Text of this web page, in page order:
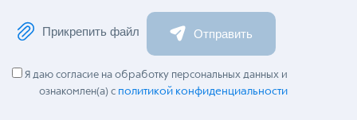
Прикрепить файл Отправить
Я даю согласие на обработку персональных данных и
ознакомлен(а) с политикой конфиденциальности